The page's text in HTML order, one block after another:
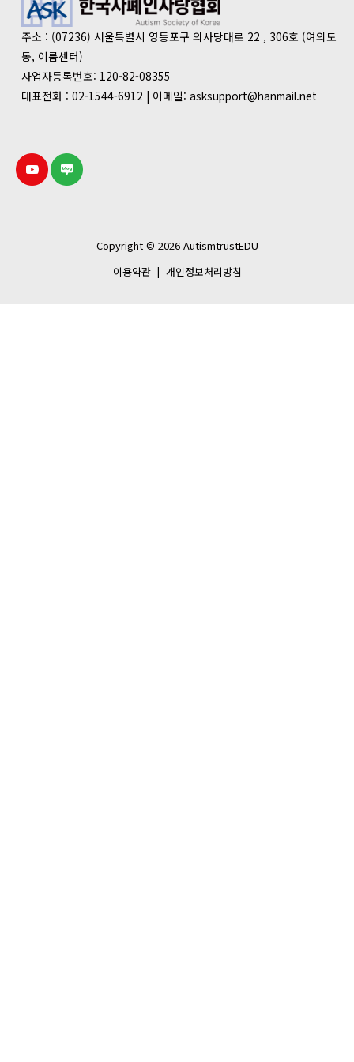
주소 : (07236) 서울특별시 영등포구 의사당대로 22 , 306호 (여의도
동, 이룸센터)
사업자등록번호: 120-82-08355
대표전화 : 02-1544-6912 | 이메일: asksupport@hanmail.net
Copyright © 2026 AutismtrustEDU
이용약관| 개인정보처리방침